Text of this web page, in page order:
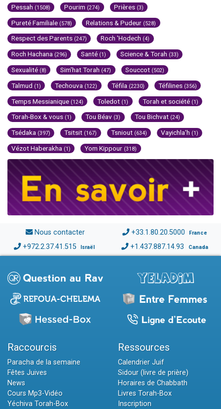
Pessah (1508) Pourim (274) Prières (3)
Pureté Familiale (578) Relations & Pudeur (528)
Respect des Parents (247) Roch 'Hodech (4)
Roch Hachana (296) Santé (1) Science & Torah (33)
Sexualité (8) Sim'hat Torah (47) Souccot (502)
Talmud (1) Techouva (122) Téfila (2230) Téfilines (356)
Temps Messianique (124) Toledot (1) Torah et société (1)
Torah-Box & vous (1) Tou Béav (3) Tou Bichvat (24)
Tsédaka (397) Tsitsit (167) Tsniout (634) Vayichla'h (1)
Vézot Haberakha (1) Yom Kippour (318)
Nous contacter +33.1.80.20.5000 France
+972.2.37.41.515 Israël +1.437.887.14.93 Canada
Raccourcis
Paracha de la semaine
Fêtes Juives
News
Cours Mp3-Vidéo
Yéchiva Torah-Box
Ressources
Calendrier Juif
Sidour (livre de prière)
Horaires de Chabbath
Livres Torah-Box
Inscription